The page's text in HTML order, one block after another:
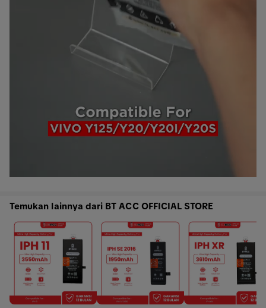
Temukan lainnya dari BT ACC OFFICIAL STORE